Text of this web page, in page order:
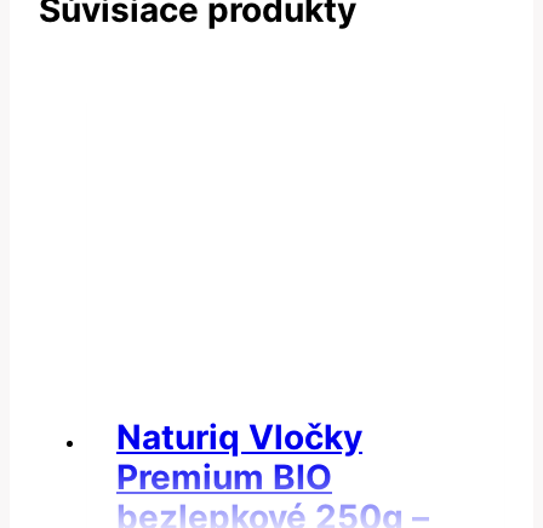
Súvisiace produkty
Naturiq Vločky
Premium BIO
bezlepkové 250g –